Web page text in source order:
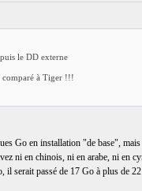
le DD externe
comparé à Tiger !!!
Go en installation "de base",
ni en chinois, ni en arabe, ni en
serait passé de 17 Go à plus